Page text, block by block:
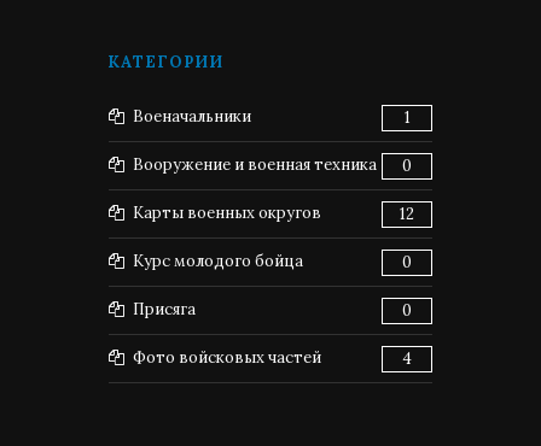
КАТЕГОРИИ
Военачальники 1
Вооружение и военная техника 0
Карты военных округов 12
Курс молодого бойца 0
Присяга 0
Фото войсковых частей 4